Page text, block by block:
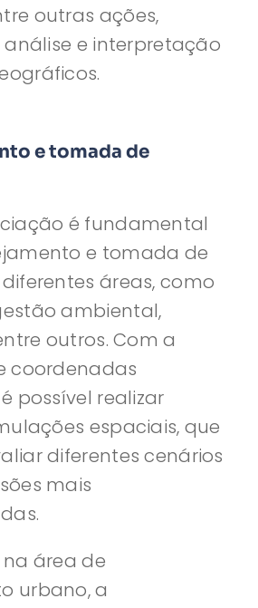
outras ações,
e interpretação
e tomada de
é fundamental
e tomada de
áreas, como
ambiental,
outros. Com a
coordenadas
possível realizar
espaciais, que
diferentes cenários
mais
na área de
urbano, a